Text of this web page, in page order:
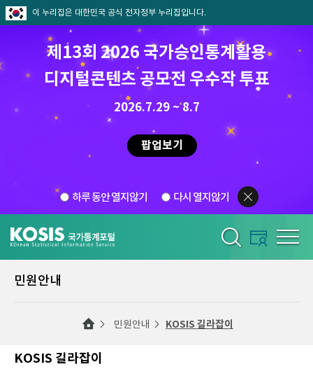
이 누리집은 대한민국 공식 전자정부 누리집입니다.
제13회 2026 국가승인통계활용
디지털콘텐츠 공모전 우수작 투표
2026.7.29 ~ 8.7
팝업보기
하루 동안 열지않기 다시 열지않기
민원안내
민원안내 KOSIS 길라잡이
KOSIS 길라잡이